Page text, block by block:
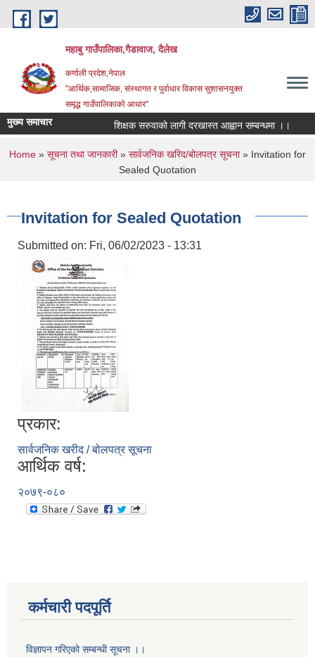
Skip to main content
महाबु गाउँपालिका,गैडावाज, दैलेख
कर्णाली प्रदेश,नेपाल
"आर्थिक,सामाजिक, संस्थागत र पुर्वाधार विकास सुशासनयुक्त
समृद्ध गाउँपालिकाकाे आधार"
मुख्य समाचार शिक्षक सरुवाको लागी दरखास्त आह्वान सम्बन्धमा ।।
You are here
Home » सूचना तथा जानकारी» सार्वजनिक खरिद/बोलपत्र सूचना» Invitation for
Sealed Quotation
Invitation for Sealed Quotation
Submitted on: Fri, 06/02/2023 - 13:31
प्रकार:
सार्वजनिक खरीद / बोलपत्र सूचना
आर्थिक वर्ष:
२०७९-०८०
कर्मचारी पदपूर्ति
विज्ञापन गरिएको सम्बन्धी सूचना ।।